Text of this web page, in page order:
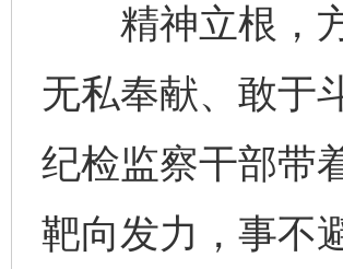
精神立根，方
无私奉献、敢于
纪检监察干部带
靶向发力，事不